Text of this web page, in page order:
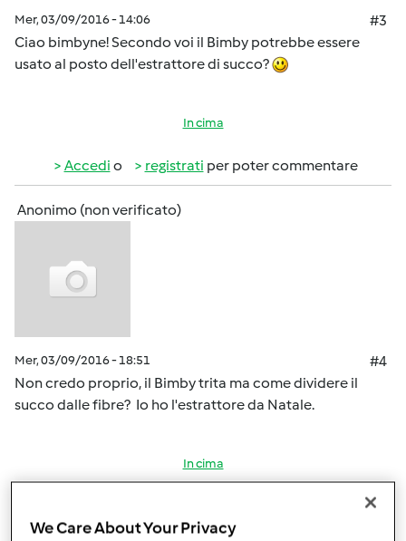
Mer, 03/09/2016 - 14:06
#3
Ciao bimbyne! Secondo voi il Bimby potrebbe essere
usato al posto dell'estrattore di succo?
In cima
Accedi o registrati per poter commentare
Anonimo (non verificato)
Mer, 03/09/2016 - 18:51
#4
Non credo proprio, il Bimby trita ma come dividere il
succo dalle fibre? Io ho l'estrattore da Natale.
In cima
We Care About Your Privacy